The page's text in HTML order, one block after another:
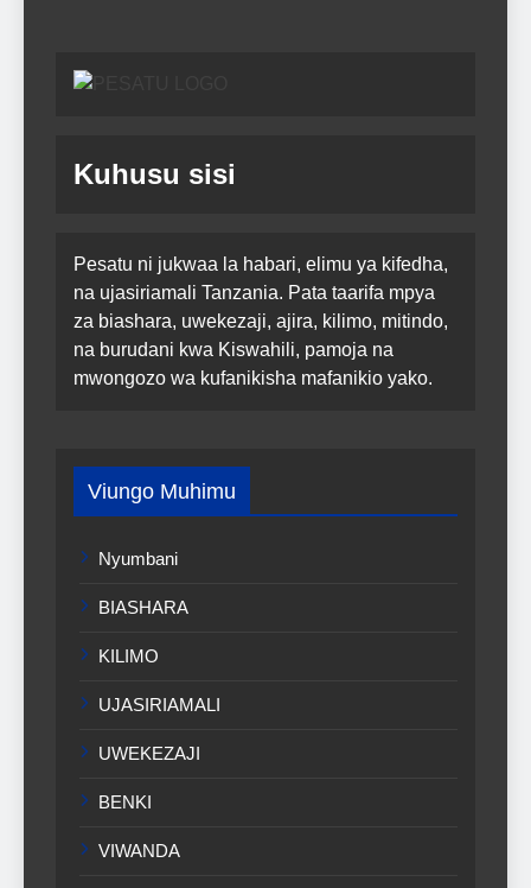
Kuhusu sisi
Pesatu ni jukwaa la habari, elimu ya kifedha,
na ujasiriamali Tanzania. Pata taarifa mpya
za biashara, uwekezaji, ajira, kilimo, mitindo,
na burudani kwa Kiswahili, pamoja na
mwongozo wa kufanikisha mafanikio yako.
Viungo Muhimu
Nyumbani
BIASHARA
KILIMO
UJASIRIAMALI
UWEKEZAJI
BENKI
VIWANDA